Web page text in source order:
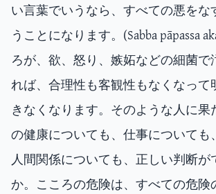
い言葉でいうなら、すべての悪をな
うことになります。(Sabba pāpassa
ろが、欲、怒り、嫉妬などの細菌で
れば、合理性も客観性もなくなって
きなくなります。そのような人に
の健康についても、仕事についても
人間関係についても、正しい判断が
か。こころの危険は、すべての危険